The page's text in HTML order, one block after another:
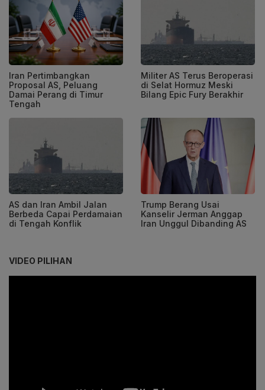
Iran Pertimbangkan
Proposal AS, Peluang
Damai Perang di Timur
Tengah
Militer AS Terus Beroperasi
di Selat Hormuz Meski
Bilang Epic Fury Berakhir
AS dan Iran Ambil Jalan
Berbeda Capai Perdamaian
di Tengah Konflik
Trump Berang Usai
Kanselir Jerman Anggap
Iran Unggul Dibanding AS
VIDEO PILIHAN